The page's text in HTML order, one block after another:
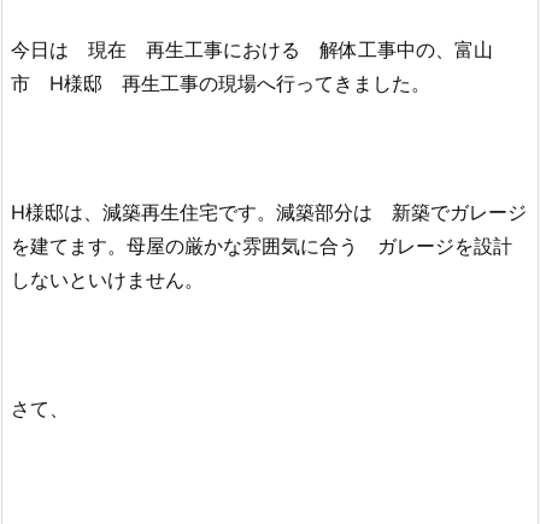
今日は 現在 再生工事における 解体工事中の、富山
市 H様邸 再生工事の現場へ行ってきました。
H様邸は、減築再生住宅です。減築部分は 新築でガレージ
を建てます。母屋の厳かな雰囲気に合う ガレージを設計
しないといけません。
さて、